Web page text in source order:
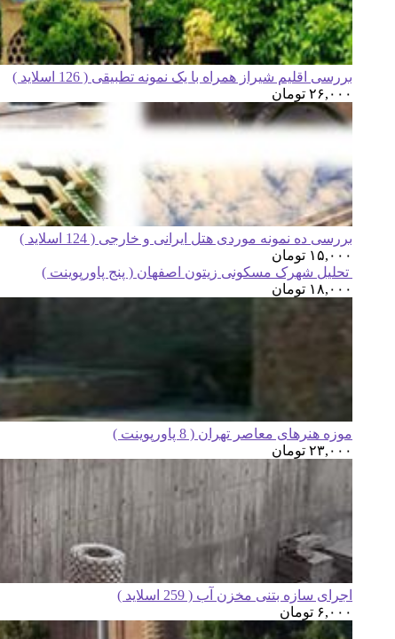
بررسی اقلیم شیراز همراه با یک نمونه تطبیقی ( 126 اسلاید )
۲۶,۰۰۰ تومان
بررسی ده نمونه موردی هتل ایرانی و خارجی ( 124 اسلاید )
۱۵,۰۰۰ تومان
تحلیل شهرک مسکونی زیتون اصفهان ( پنج پاورپوینت )
۱۸,۰۰۰ تومان
موزه هنرهای معاصر تهران ( 8 پاورپوینت )
۲۳,۰۰۰ تومان
اجرای سازه بتنی مخزن آب ( 259 اسلاید )
۶,۰۰۰ تومان